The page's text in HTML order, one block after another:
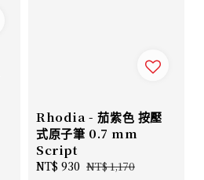
Rhodia - 茄紫色 按壓
式原子筆 0.7 mm
Script
Sale
NT$ 930 Regular
NT$ 1,170